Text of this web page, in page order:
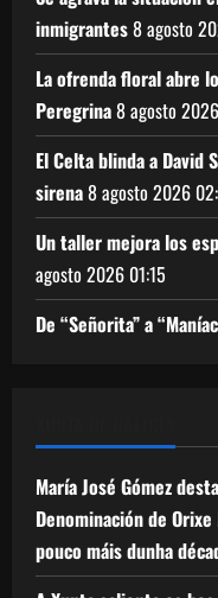
inmigrantes8 agosto
La ofrenda floral abre
Peregrina8 agosto 2026
El Celta blinda a David
sirena8 agosto 2026
Un taller mejora los
agosto 2026 01:15
De “Señorita” a
María José Gómez
Denominación de
pouco máis dunha